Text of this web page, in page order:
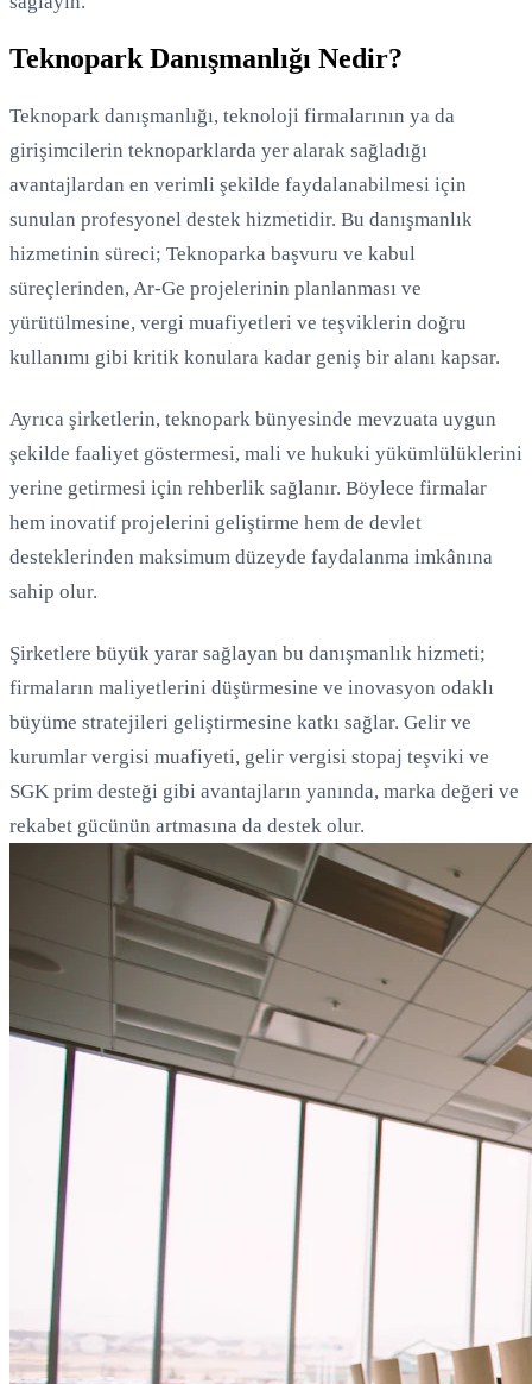
Teknopark Danışmanlığı Nedir?
Teknopark danışmanlığı, teknoloji firmalarının ya da
girişimcilerin teknoparklarda yer alarak sağladığı
avantajlardan en verimli şekilde faydalanabilmesi için
sunulan profesyonel destek hizmetidir. Bu danışmanlık
hizmetinin süreci; Teknoparka başvuru ve kabul
süreçlerinden, Ar-Ge projelerinin planlanması ve
yürütülmesine, vergi muafiyetleri ve teşviklerin doğru
kullanımı gibi kritik konulara kadar geniş bir alanı kapsar.
Ayrıca şirketlerin, teknopark bünyesinde mevzuata uygun
şekilde faaliyet göstermesi, mali ve hukuki yükümlülüklerini
yerine getirmesi için rehberlik sağlanır. Böylece firmalar
hem inovatif projelerini geliştirme hem de devlet
desteklerinden maksimum düzeyde faydalanma imkânına
sahip olur.
Şirketlere büyük yarar sağlayan bu danışmanlık hizmeti;
firmaların maliyetlerini düşürmesine ve inovasyon odaklı
büyüme stratejileri geliştirmesine katkı sağlar. Gelir ve
kurumlar vergisi muafiyeti, gelir vergisi stopaj teşviki ve
SGK prim desteği gibi avantajların yanında, marka değeri ve
rekabet gücünün artmasına da destek olur.